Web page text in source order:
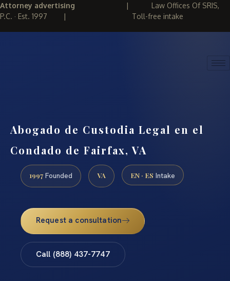
Attorney advertising | Law Offices Of SRIS,
P.C. · Est. 1997 | Toll-free intake
Abogado de Custodia Legal en el
Condado de Fairfax, VA
1997 Founded VA EN · ES Intake
Request a consultation
Call (888) 437-7747